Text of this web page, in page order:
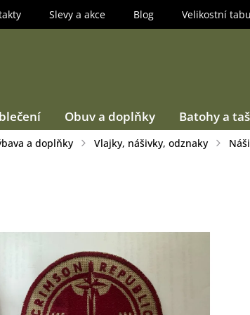
Slevy a akce Blog Velikostní
Obuv a doplňky Batohy a
a doplňky Vlajky, nášivky, odznaky